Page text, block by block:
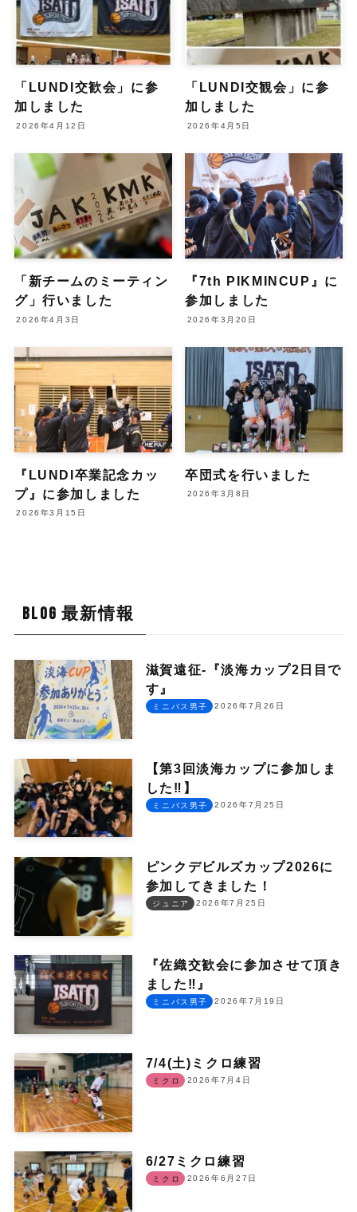
「LUNDI交歓会」に参
加しました
2026年4月12日
「LUNDI交観会」に参
加しました
2026年4月5日
「新チームのミーティン
グ」行いました
2026年4月3日
『7th PIKMINCUP』に
参加しました
2026年3月20日
『LUNDI卒業記念カッ
プ』に参加しました
2026年3月15日
卒団式を行いました
2026年3月8日
BLOG 最新情報
滋賀遠征-『淡海カップ2日目で
す』
2026年7月26日
ミニバス男子
【第3回淡海カップに参加しま
した‼︎】
2026年7月25日
ミニバス男子
ピンクデビルズカップ2026に
参加してきました！
2026年7月25日
ジュニア
『佐織交歓会に参加させて頂き
ました‼︎』
2026年7月19日
ミニバス男子
7/4(土)ミクロ練習
2026年7月4日
ミクロ
6/27ミクロ練習
2026年6月27日
ミクロ